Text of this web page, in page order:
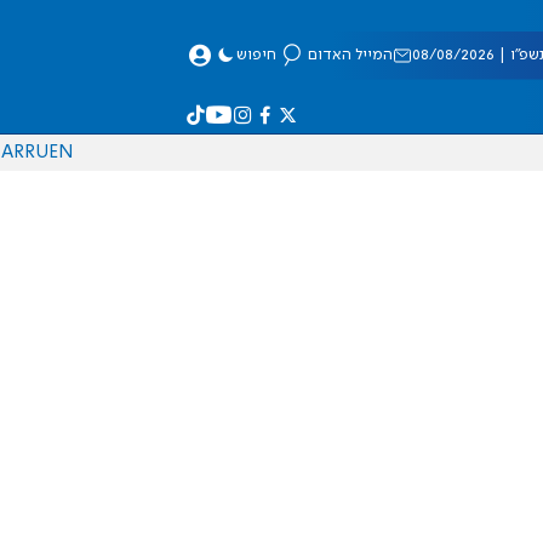
08/2026 המייל האדום חיפוש
EN
RU
AR